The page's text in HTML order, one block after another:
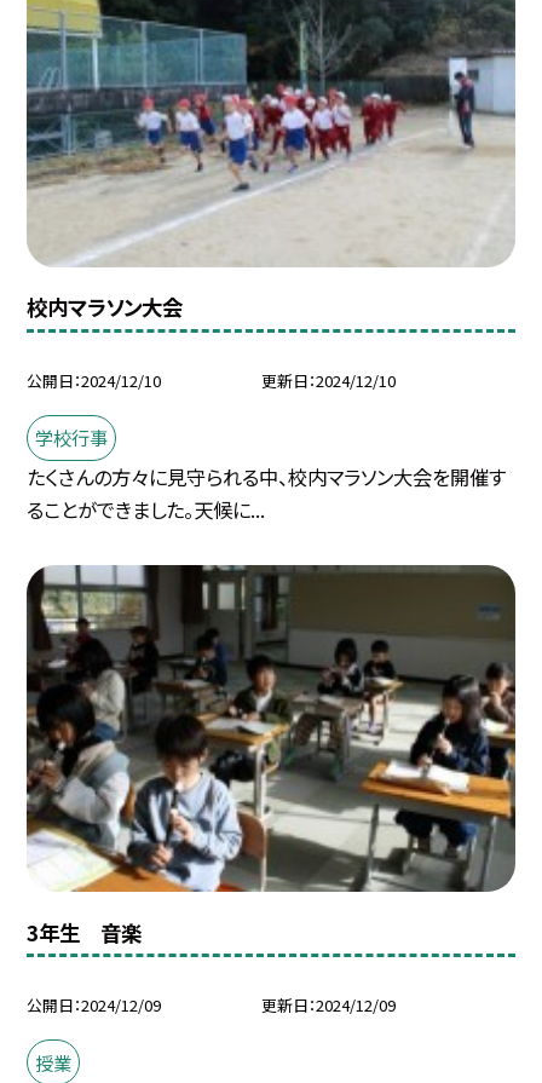
校内マラソン大会
公開日 2024/12/10 更新日 2024/12/10
学校行事
たくさんの方々に見守られる中、校内マラソン大会を開催す
ることができました。天候に...
3年生 音楽
公開日 2024/12/09 更新日 2024/12/09
授業